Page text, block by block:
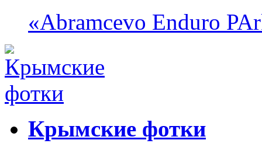
«Abramcevo Enduro
Крымские фотки